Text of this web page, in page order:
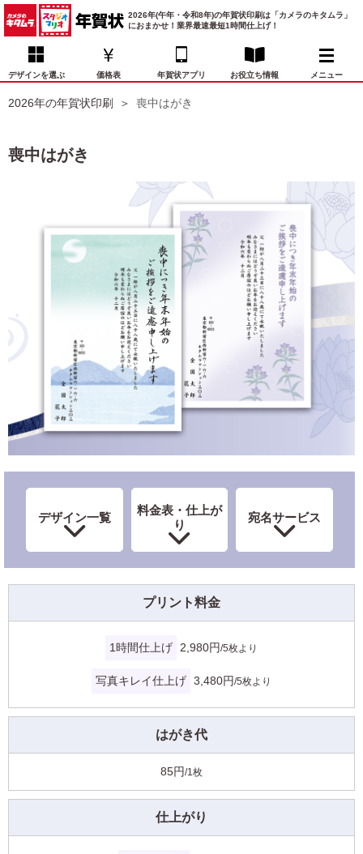
2026年(午年・令和8年)の年賀状印刷は「カメラのキタムラ」
におまかせ！業界最速最短1時間仕上げ！
デザインを選ぶ 価格表 年賀状アプリ お役立ち情報
年
テ
賀
メニュー
宛名印刷 配送・納期
年賀状トップページ
宛名サービス
フジカラー年賀状
商品仕様
カメラのキタムラ年賀状無料アプリ
年賀状お役立ち情報（コラム）
2026年の年賀状印刷 喪中はがき
喪中はがき
デザイン一覧
料金表・仕上が
り
宛名サービス
プリント料金
1時間仕上げ 2,980円/5枚より
写真キレイ仕上げ 3,480円/5枚より
はがき代
85円/1枚
仕上がり